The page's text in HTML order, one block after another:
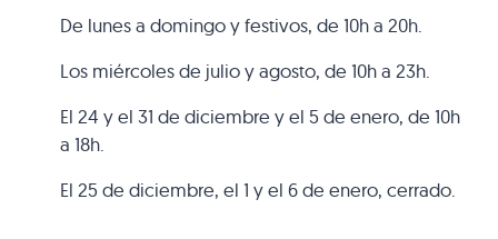
De lunes a domingo y festivos, de 10h a 20h.
Los miércoles de julio y agosto, de 10h a 23h.
El 24 y el 31 de diciembre y el 5 de enero, de 10h
a 18h.
El 25 de diciembre, el 1 y el 6 de enero, cerrado.